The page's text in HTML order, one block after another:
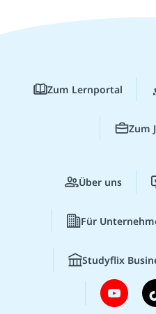
Zum Lernportal
Zum
Über uns
Für
Studyflix